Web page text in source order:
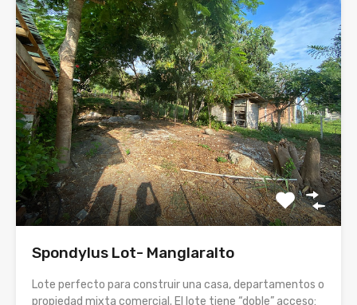
Spondylus Lot- Manglaralto
Lote perfecto para construir una casa, departamentos o
propiedad mixta comercial. El lote tiene “doble” acceso: